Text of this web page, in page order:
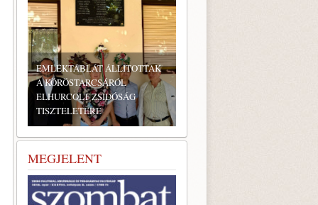
BONYHÁDI ZSIDÓ NAPOK
MEGJELENT